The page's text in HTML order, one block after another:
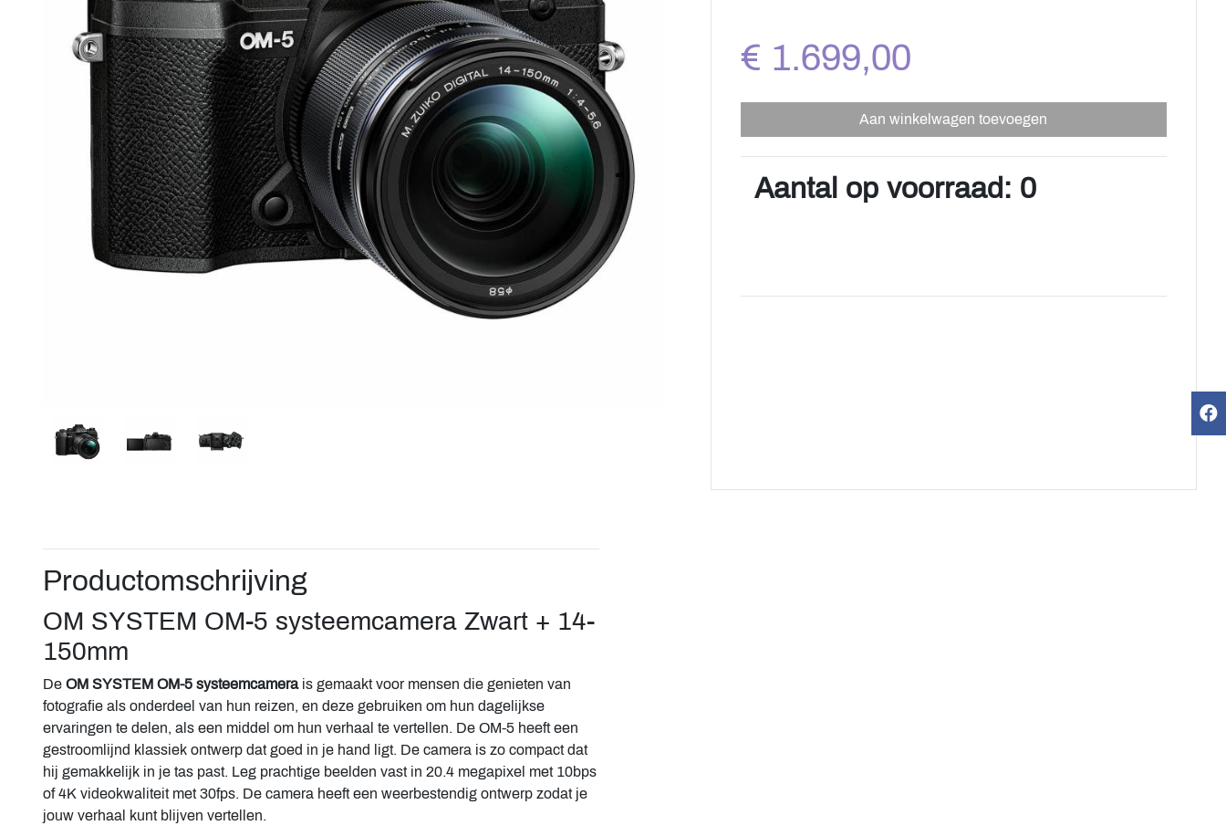
€ 1.699,00
Aan winkelwagen toevoegen
Aantal op voorraad: 0
Productomschrijving
OM SYSTEM OM-5 systeemcamera Zwart + 14-
150mm
De OM SYSTEM OM-5 systeemcamerais gemaakt voor mensen die genieten van
fotografie als onderdeel van hun reizen, en deze gebruiken om hun dagelijkse
ervaringen te delen, als een middel om hun verhaal te vertellen. De OM-5 heeft een
gestroomlijnd klassiek ontwerp dat goed in je hand ligt. De camera is zo compact dat
hij gemakkelijk in je tas past. Leg prachtige beelden vast in 20.4 megapixel met 10bps
of 4K videokwaliteit met 30fps. De camera heeft een weerbestendig ontwerp zodat je
jouw verhaal kunt blijven vertellen.